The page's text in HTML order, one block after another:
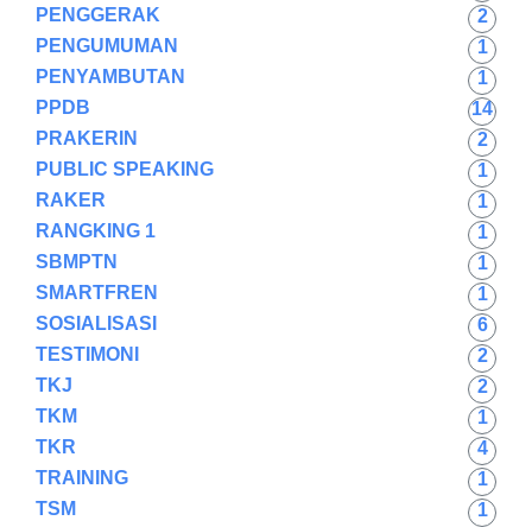
PENGGERAK
2
PENGUMUMAN
1
PENYAMBUTAN
1
PPDB
14
PRAKERIN
2
PUBLIC SPEAKING
1
RAKER
1
RANGKING 1
1
SBMPTN
1
SMARTFREN
1
SOSIALISASI
6
TESTIMONI
2
TKJ
2
TKM
1
TKR
4
TRAINING
1
TSM
1